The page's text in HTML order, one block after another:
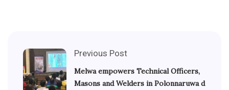
Previous Post
Melwa empowers Technical Officers,
Masons and Welders in Polonnaruwa d